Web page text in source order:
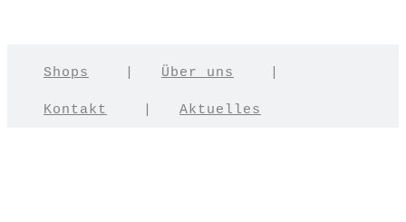
Shops Über uns
Kontakt Aktuelles